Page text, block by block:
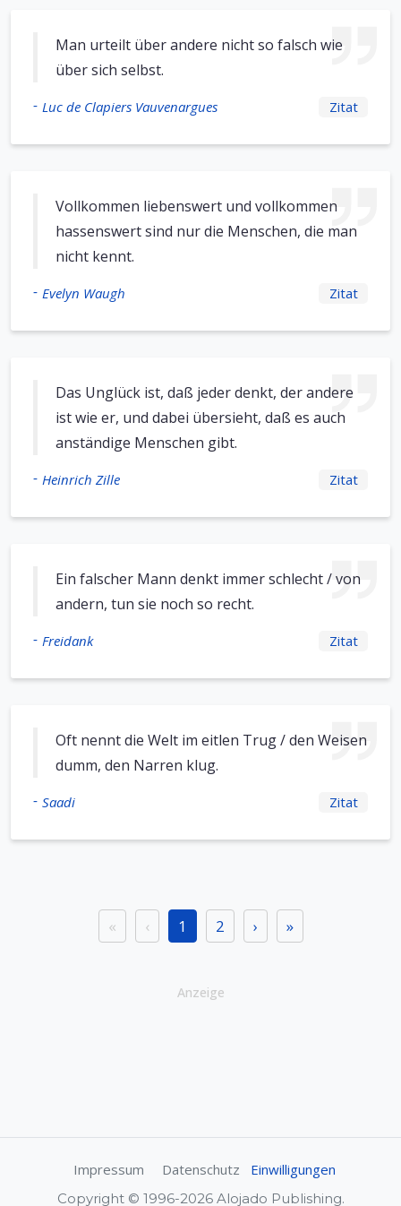
Man urteilt über andere nicht so falsch wie
über sich selbst.
- Luc de Clapiers Vauvenargues Zitat
Vollkommen liebenswert und vollkommen
hassenswert sind nur die Menschen, die man
nicht kennt.
- Evelyn Waugh Zitat
Das Unglück ist, daß jeder denkt, der andere
ist wie er, und dabei übersieht, daß es auch
anständige Menschen gibt.
- Heinrich Zille Zitat
Ein falscher Mann denkt immer schlecht / von
andern, tun sie noch so recht.
- Freidank Zitat
Oft nennt die Welt im eitlen Trug / den Weisen
dumm, den Narren klug.
- Saadi Zitat
« ‹ 1 2 › »
Anzeige
Impressum Datenschutz Einwilligungen
Copyright © 1996-2026 Alojado Publishing.